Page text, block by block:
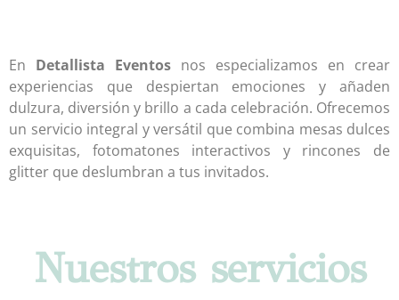
En Detallista Eventos nos especializamos en crear
experiencias que despiertan emociones y añaden
dulzura, diversión y brillo a cada celebración. Ofrecemos
un servicio integral y versátil que combina mesas dulces
exquisitas, fotomatones interactivos y rincones de
glitter que deslumbran a tus invitados.
Nuestros servicios